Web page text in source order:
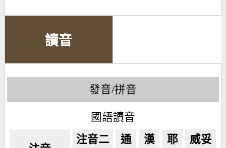
讀音
發音/拼音
國語讀音
注音二 通 漢 耶 威妥